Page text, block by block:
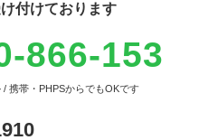
付けております
866-153
携帯・PHPSからでもOKです